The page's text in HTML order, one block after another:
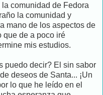
comunidad de Fedora
la comunidad y
mano de los aspectos de
que de a poco iré
mis estudios.
puedo decir? El sin sabor
deseos de Santa... ¡Un
lo que he leído en el